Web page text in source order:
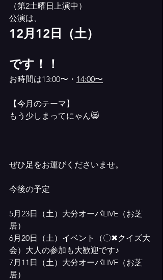
（第2土曜日上演中）
公演は、
12月12日（土）
です！！
お時間は13:00〜・ 14:00〜
【今月のテーマ】
もう少しまってにゃん😸
ぜひ足をお運びくださいませ。
今後の予定
5月23日（土）大分オーパLIVE（お芝
居）
6月20日（土）イベント（〇✖クイズ大
会）大人の参加も大歓迎です♪
7月11日（土）大分オーパLIVE（お芝
居）